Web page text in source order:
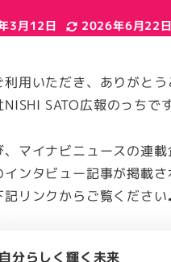
3月12日
更新日
2026年6月22日
利用いただき、ありがとう
NISHI SATO広報のっちで
、マイナビニュースの連
ンタビュー記事が掲載さ
記リンクからご覧ください
自分らしく輝く未来